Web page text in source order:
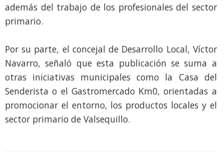
además del trabajo de los profesionales del sector
primario.
Por su parte, el concejal de Desarrollo Local, Víctor
Navarro, señaló que esta publicación se suma a
otras iniciativas municipales como la Casa del
Senderista o el Gastromercado Km0, orientadas a
promocionar el entorno, los productos locales y el
sector primario de Valsequillo.